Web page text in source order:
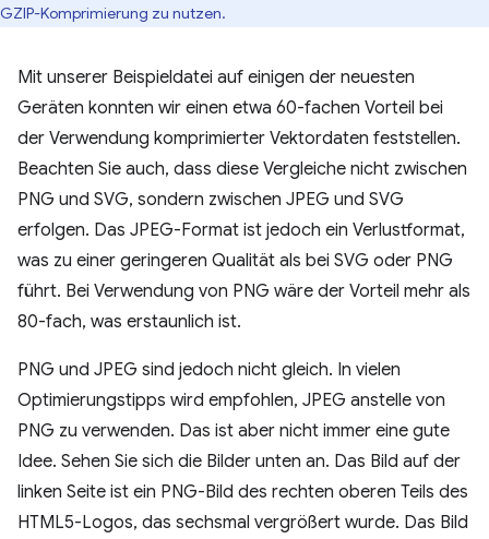
GZIP-Komprimierung zu nutzen.
Mit unserer Beispieldatei auf einigen der neuesten
Geräten konnten wir einen etwa 60-fachen Vorteil bei
der Verwendung komprimierter Vektordaten feststellen.
Beachten Sie auch, dass diese Vergleiche nicht zwischen
PNG und SVG, sondern zwischen JPEG und SVG
erfolgen. Das JPEG-Format ist jedoch ein Verlustformat,
was zu einer geringeren Qualität als bei SVG oder PNG
führt. Bei Verwendung von PNG wäre der Vorteil mehr als
80-fach, was erstaunlich ist.
PNG und JPEG sind jedoch nicht gleich. In vielen
Optimierungstipps wird empfohlen, JPEG anstelle von
PNG zu verwenden. Das ist aber nicht immer eine gute
Idee. Sehen Sie sich die Bilder unten an. Das Bild auf der
linken Seite ist ein PNG-Bild des rechten oberen Teils des
HTML5-Logos, das sechsmal vergrößert wurde. Das Bild